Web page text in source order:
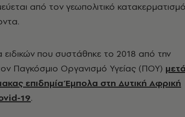
από τον γεωπολιτικό
ειδικών που συστάθηκε το 2018 από την
Παγκόσμιο Οργανισμό Υγείας (ΠΟΥ)
επιδημία Έμπολα στη Δυτική Αφρική
19.